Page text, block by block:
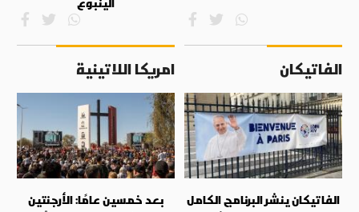
الفاتيكان
الفاتيكان ينشر البرنامج الكامل
امريكا اللاتينية
بعد خمسين عامًا: الأرجنتين